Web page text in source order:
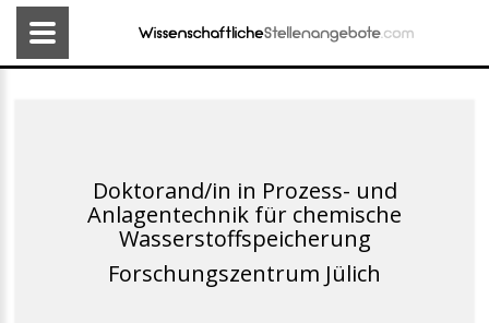
Doktorand/in in Prozess- und
Anlagentechnik für chemische
Wasserstoffspeicherung
Forschungszentrum Jülich